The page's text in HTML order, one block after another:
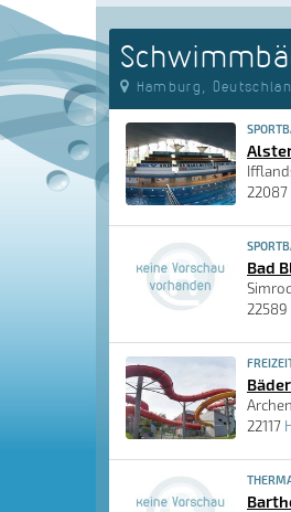
Hamburg,
22087
Bad
22589
22117